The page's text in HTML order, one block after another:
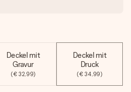
Deckel mit
Gravur
(€ 32,99)
Deckel mit
Druck
(€ 34,99)